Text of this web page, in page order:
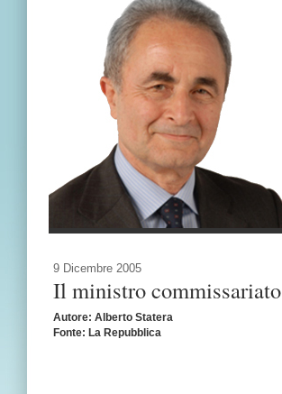
9 Dicembre 2005
Il ministro commissariato
Autore: Alberto Statera
Fonte: La Repubblica